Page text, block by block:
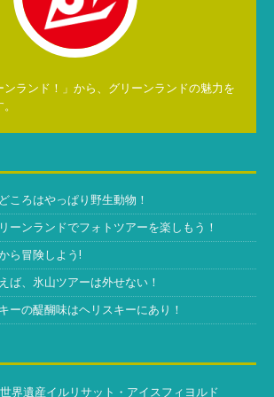
ンランド！」から、グリーンランドの魅力を
ころはやっぱり野生動物！
ーンランドでフォトツアーを楽しもう！
ら冒険しよう!
ば、氷山ツアーは外せない！
ーの醍醐味はヘリスキーにあり！
世界遺産イルリサット・アイスフィヨルド